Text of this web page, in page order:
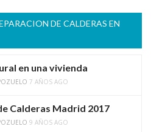
DE CALDERAS EN
en una vivienda
7 AÑOS AGO
Calderas Madrid 2017
9 AÑOS AGO